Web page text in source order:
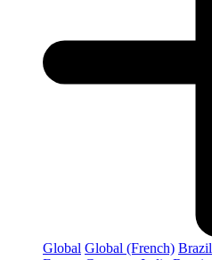
Global Global (French) Brazil